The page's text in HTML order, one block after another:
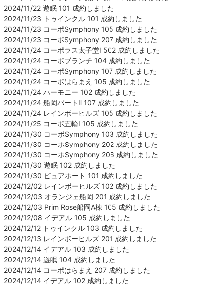
2024/11/22 遊眠 101 成約しました
2024/11/23 トゥインクル 101 成約しました
2024/11/23 コーポSymphony 105 成約しました
2024/11/23 コーポSymphony 207 成約しました
2024/11/24 コーポラス太子堂Ⅰ 502 成約しました
2024/11/24 コーポブランチ 104 成約しました
2024/11/24 コーポSymphony 107 成約しました
2024/11/24 コーポはらまえ 105 成約しました
2024/11/24 ハーモニー 102 成約しました
2024/11/24 船岡パートⅡ 107 成約しました
2024/11/24 レインボーヒルズ 105 成約しました
2024/11/25 コーポ五輪Ⅰ 105 成約しました
2024/11/30 コーポSymphony 103 成約しました
2024/11/30 コーポSymphony 202 成約しました
2024/11/30 コーポSymphony 206 成約しました
2024/11/30 遊眠 102 成約しました
2024/11/30 ピュアポート 101 成約しました
2024/12/02 レインボーヒルズ 102 成約しました
2024/12/03 オランジェ船岡 201 成約しました
2024/12/03 Prim Rose船岡A棟 105 成約しました
2024/12/08 イデアル 105 成約しました
2024/12/12 トゥインクル 103 成約しました
2024/12/13 レインボーヒルズ 201 成約しました
2024/12/14 イデアル 103 成約しました
2024/12/14 遊眠 104 成約しました
2024/12/14 コーポはらまえ 207 成約しました
2024/12/14 イデアル 102 成約しました